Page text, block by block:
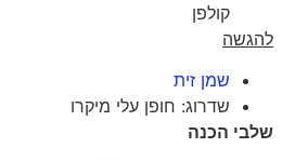
קולפן
להגשה
שמן זית
שדרוג: חופן עלי מיקרו
שלבי הכנה